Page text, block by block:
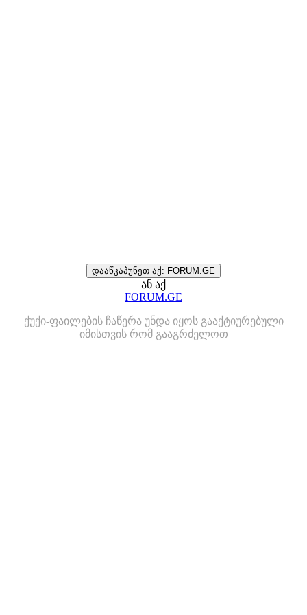
დააწკაპუნეთ აქ: FORUM.GE
ან აქ
FORUM.GE
ქუქი-ფაილების ჩაწერა უნდა იყოს გააქტიურებული
იმისთვის რომ გააგრძელოთ